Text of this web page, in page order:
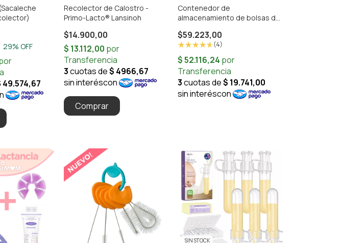
29% OFF
Recolector de Calostro -
Primo-Lacto® Lansinoh
$14.900,00
Contenedor de
almacenamiento de bolsas de
$59.223,00
(4)
SIN STOCK